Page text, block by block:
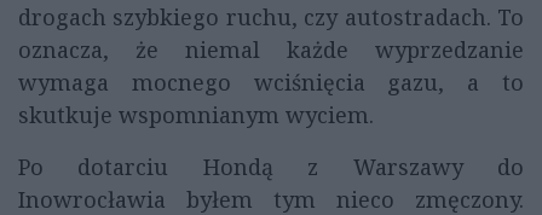
drogach szybkiego ruchu, czy autostradach. To
oznacza, że niemal każde wyprzedzanie
wymaga mocnego wciśnięcia gazu, a to
skutkuje wspomnianym wyciem.
Po dotarciu Hondą z Warszawy do
Inowrocławia byłem tym nieco zmęczony.